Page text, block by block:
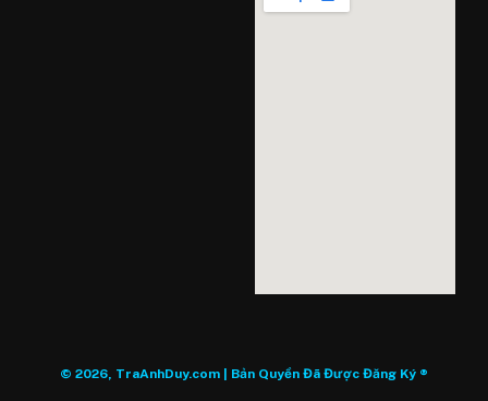
© 2026, TraAnhDuy.com | Bản Quyền Đã Được Đăng Ký ®